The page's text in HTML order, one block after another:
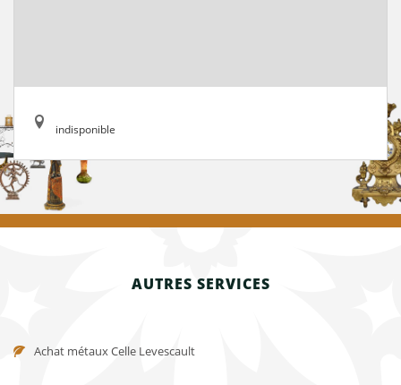
indisponible
AUTRES SERVICES
Achat métaux Celle Levescault